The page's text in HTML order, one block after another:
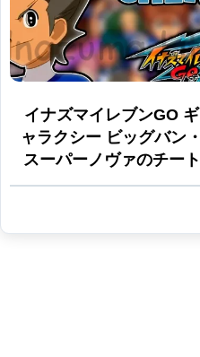
イナズマイレブンGO ギ
ャラクシー ビッグバン・
スーパーノヴァのチート